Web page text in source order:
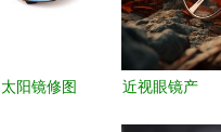
太阳镜修图
近视眼镜产